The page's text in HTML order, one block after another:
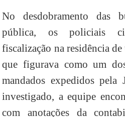
No desdobramento das
pública, os policiais
fiscalização na residência
que figurava como um
mandados expedidos
investigado, a equipe
com anotações da